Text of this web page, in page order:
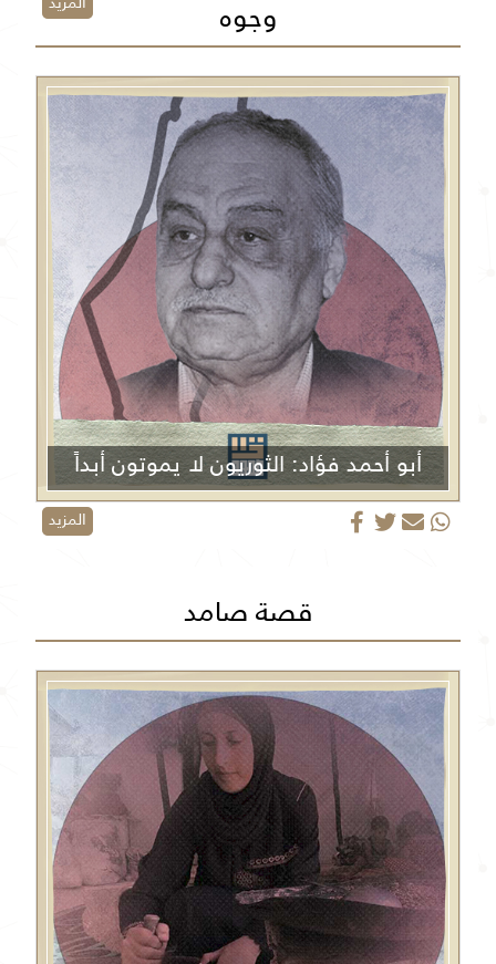
وجوه
أبو أحمد فؤاد: الثوريون لا يموتون أبداً
المزيد
قصة صامد